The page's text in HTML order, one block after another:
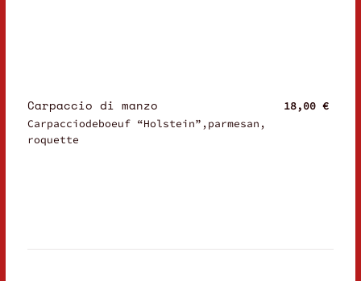
Carpaccio di manzo
Carpacciodeboeuf “Holstein”,parmesan,
roquette
18,00 €